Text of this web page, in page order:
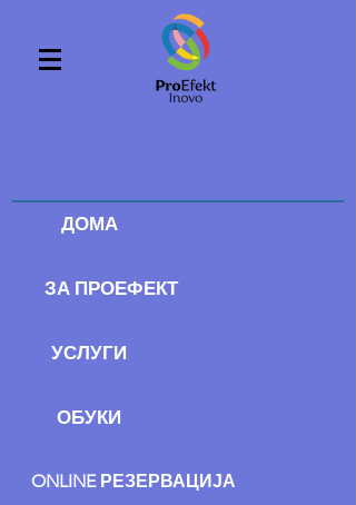
ДОМА
ЗА ПРОЕФЕКТ
УСЛУГИ
ОБУКИ
ONLINE РЕЗЕРВАЦИЈА